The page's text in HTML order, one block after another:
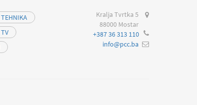
Kralja Tvrtka 5
88000 Mostar
+387 36 313 110
info@pcc.ba